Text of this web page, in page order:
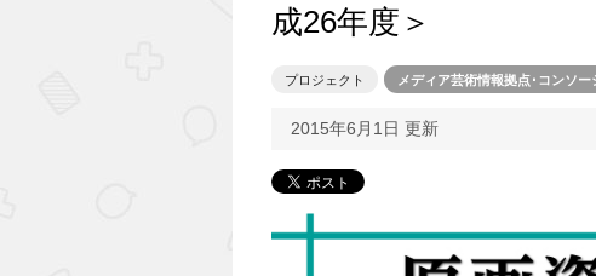
成26年度＞
プロジェクト メディア芸術情報拠点･コンソ
2015年6月1日 更新